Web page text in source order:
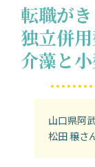
転職が
独立併
介藻と
山口県阿
松田 穣さ